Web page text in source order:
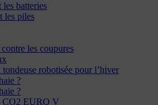
les batteries
les piles
les coupures
robotisée pour l’hiver
?
?
CO2 EURO V